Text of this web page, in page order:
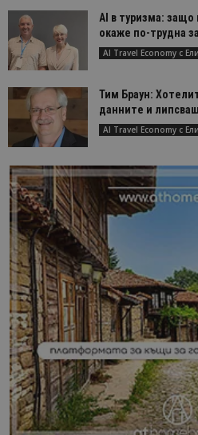
AI в туризма:
окаже по-трудна
AI Travel Economy с
Тим Браун:
данните и
AI Travel Economy с